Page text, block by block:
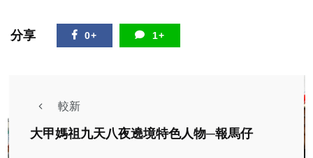
分享 0+ 1+
較新
大甲媽祖九天八夜遶境特色人物─報馬仔